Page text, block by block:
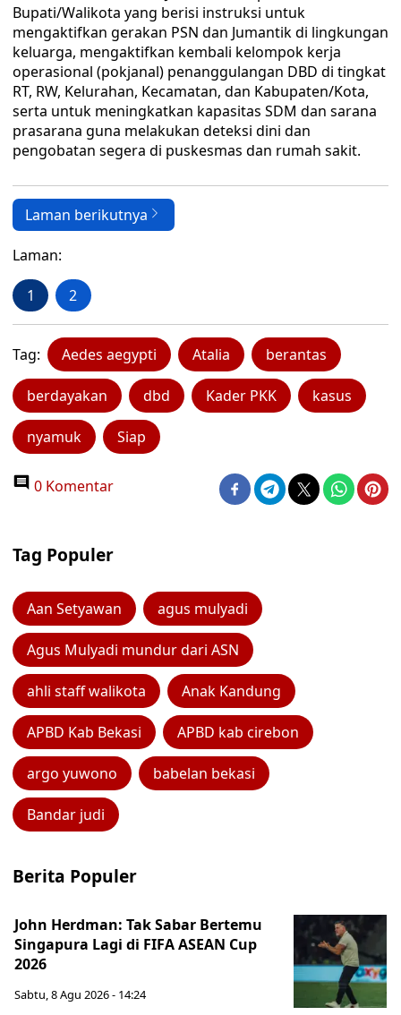
Bupati/Walikota yang berisi instruksi untuk
mengaktifkan gerakan PSN dan Jumantik di lingkungan
keluarga, mengaktifkan kembali kelompok kerja
operasional (pokjanal) penanggulangan DBD di tingkat
RT, RW, Kelurahan, Kecamatan, dan Kabupaten/Kota,
serta untuk meningkatkan kapasitas SDM dan sarana
prasarana guna melakukan deteksi dini dan
pengobatan segera di puskesmas dan rumah sakit.
Laman berikutnya
Laman:
1 2
Tag: Aedes aegypti Atalia berantas
berdayakan dbd Kader PKK kasus
nyamuk Siap
0 Komentar
Tag Populer
Aan Setyawan agus mulyadi
Agus Mulyadi mundur dari ASN
ahli staff walikota Anak Kandung
APBD Kab Bekasi APBD kab cirebon
argo yuwono babelan bekasi
Bandar judi
Berita Populer
John Herdman: Tak Sabar Bertemu
Singapura Lagi di FIFA ASEAN Cup
2026
Sabtu, 8 Agu 2026 - 14:24